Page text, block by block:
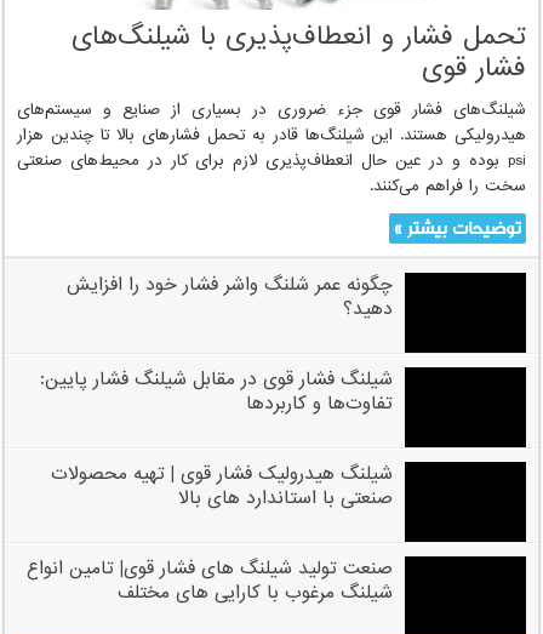
تحمل فشار و انعطاف‌پذیری با شیلنگ‌های
فشار قوی
شیلنگ‌های فشار قوی جزء ضروری در بسیاری از صنایع و سیستم‌های
هیدرولیکی هستند. این شیلنگ‌ها قادر به تحمل فشارهای بالا تا چندین هزار
psi بوده و در عین حال انعطاف‌پذیری لازم برای کار در محیط‌های صنعتی
سخت را فراهم می‌کنند.
توضیحات بیشتر »
چگونه عمر شلنگ واشر فشار خود را افزایش
دهید؟
شیلنگ فشار قوی در مقابل شیلنگ فشار پایین:
تفاوت‌ها و کاربردها
شیلنگ هیدرولیک فشار قوی | تهیه محصولات
صنعتی با استاندارد های بالا
صنعت تولید شیلنگ های فشار قوی| تامین انواع
شیلنگ مرغوب با کارایی های مختلف